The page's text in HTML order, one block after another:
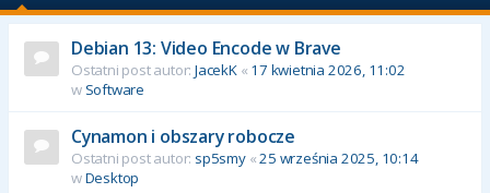
Debian 13: Video Encode w Brave
Ostatni post autor: JacekK« 17 kwietnia 2026, 11:02
w Software
Cynamon i obszary robocze
Ostatni post autor: sp5smy«25 września 2025, 10:14
wDesktop